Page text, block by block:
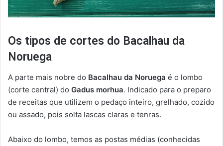
Os tipos de cortes do Bacalhau da
Noruega
A parte mais nobre do Bacalhau da Noruega é o lombo
(corte central) do Gadus morhua. Indicado para o preparo
de receitas que utilizem o pedaço inteiro, grelhado, cozido
ou assado, pois solta lascas claras e tenras.
Abaixo do lombo, temos as postas médias (conhecidas